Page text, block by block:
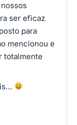
ser eficaz
para
mencionou e
totalmente